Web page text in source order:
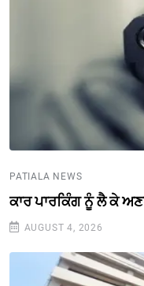
PATIALA NEWS
ਕਾਰ ਪਾਰਕਿੰਗ ਨੂੰ ਲੈ ਕੇ
AUGUST 4, 2026